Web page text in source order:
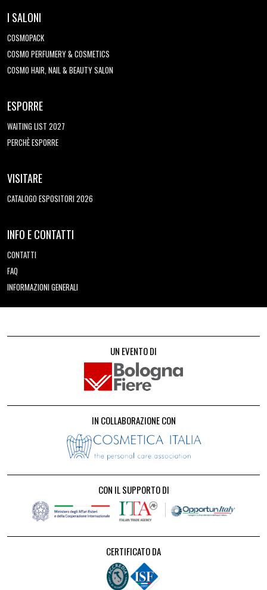
I SALONI
COSMOPACK
COSMO PERFUMERY & COSMETICS
COSMO HAIR, NAIL & BEAUTY SALON
ESPORRE
WAITING LIST 2027
PERCHÈ ESPORRE
VISITARE
CATALOGO ESPOSITORI 2026
INFO E CONTATTI
CONTATTI
FAQ
INFORMAZIONI GENERALI
UN EVENTO DI
IN COLLABORAZIONE CON
CON IL SUPPORTO DI
CERTIFICATO DA